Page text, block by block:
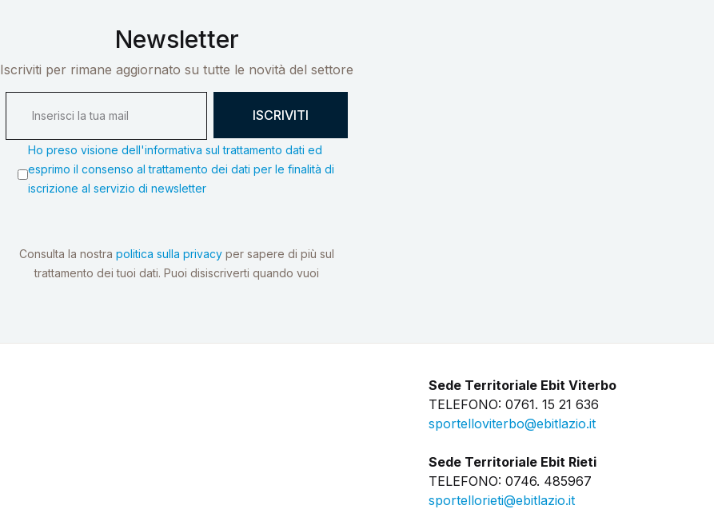
Newsletter
Iscriviti per rimane aggiornato su tutte le novità del settore
ISCRIVITI
Ho preso visione dell'informativa sul trattamento dati ed
esprimo il consenso al trattamento dei dati per le finalità di
iscrizione al servizio di newsletter
Consulta la nostra politica sulla privacyper sapere di più sul
trattamento dei tuoi dati. Puoi disiscriverti quando vuoi
Sede Territoriale Ebit Viterbo
TELEFONO: 0761. 15 21 636
sportelloviterbo@ebitlazio.it
Sede Territoriale Ebit Rieti
TELEFONO: 0746. 485967
sportellorieti@ebitlazio.it